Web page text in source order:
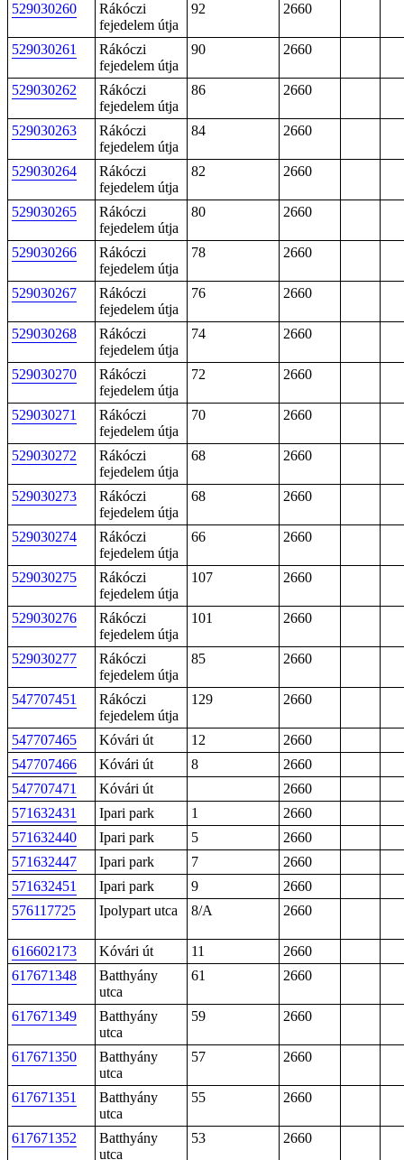
529030260
Rákóczi
fejedelem útja
92 2660
529030261
Rákóczi
fejedelem útja
90 2660
529030262
Rákóczi
fejedelem útja
86 2660
529030263
Rákóczi
fejedelem útja
84 2660
529030264
Rákóczi
fejedelem útja
82 2660
529030265
Rákóczi
fejedelem útja
80 2660
529030266
Rákóczi
fejedelem útja
78 2660
529030267
Rákóczi
fejedelem útja
76 2660
529030268
Rákóczi
fejedelem útja
74 2660
529030270
Rákóczi
fejedelem útja
72 2660
529030271
Rákóczi
fejedelem útja
70 2660
529030272
Rákóczi
fejedelem útja
68 2660
529030273
Rákóczi
fejedelem útja
68 2660
529030274
Rákóczi
fejedelem útja
66 2660
529030275
Rákóczi
fejedelem útja
107 2660
529030276
Rákóczi
fejedelem útja
101 2660
529030277
Rákóczi
fejedelem útja
85 2660
547707451
Rákóczi
fejedelem útja
129 2660
547707465 Kóvári út 12
2660
547707466
Kóvári út 8
2660
547707471
Kóvári út
2660
571632431
Ipari park 1
2660
571632440
Ipari park 5
2660
571632447
Ipari park 7
2660
571632451
Ipari park 9
2660
576117725
Ipolypart utca 8/A 2660
616602173 Kóvári út 11
2660
617671348
Batthyány
utca
61 2660
617671349
Batthyány
utca
59 2660
617671350
Batthyány
utca
57 2660
617671351
Batthyány
utca
55 2660
617671352
Batthyány
utca
53 2660